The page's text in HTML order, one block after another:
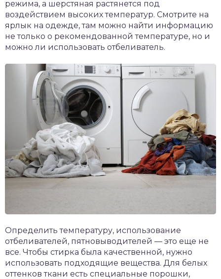
режима, а шерстяная растянется под
воздействием высоких температур. Смотрите на
ярлык на одежде, там можно найти информацию
не только о рекомендованной температуре, но и
можно ли использовать отбеливатель.
Определить температуру, использование
отбеливателей, пятновыводителей — это еще не
все. Чтобы стирка была качественной, нужно
использовать подходящие вещества. Для белых
оттенков ткани есть специальные порошки,